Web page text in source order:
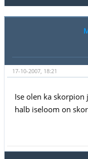
17-10-2007, 18:21
Ise olen ka skorpion
halb iseloom on